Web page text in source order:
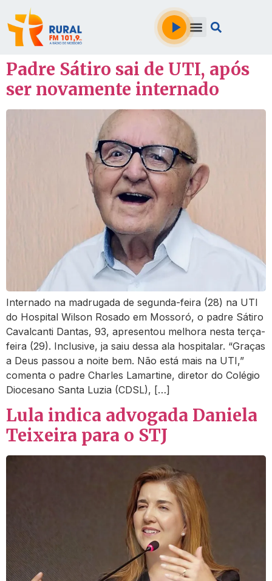
Padre Sátiro sai de UTI, após
ser novamente internado
Internado na madrugada de segunda-feira (28) na UTI
do Hospital Wilson Rosado em Mossoró, o padre Sátiro
Cavalcanti Dantas, 93, apresentou melhora nesta terça-
feira (29). Inclusive, ja saiu dessa ala hospitalar. “Graças
a Deus passou a noite bem. Não está mais na UTI,”
comenta o padre Charles Lamartine, diretor do Colégio
Diocesano Santa Luzia (CDSL), […]
Lula indica advogada Daniela
Teixeira para o STJ